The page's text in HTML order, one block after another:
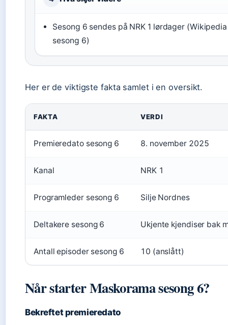
Sesong 6 sendes på NRK 1 lørdager (Wikipedia
sesong 6)
Her er de viktigste fakta samlet i en oversikt.
FAKTA VERDI
Premieredato sesong 6 8. november 2025
Kanal NRK 1
Programleder sesong 6 Silje Nordnes
Deltakere sesong 6 Ukjente kjendiser bak
Antall episoder sesong 6 10 (anslått)
Når starter Maskorama sesong 6?
Bekreftet premieredato